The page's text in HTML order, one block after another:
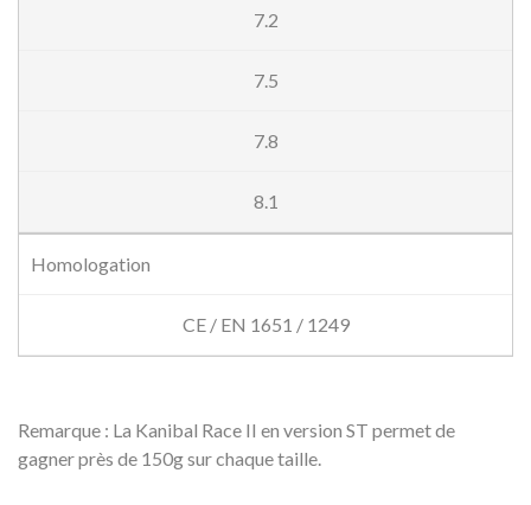
7.2
7.5
7.8
8.1
Homologation
CE / EN 1651 / 1249
Remarque : La Kanibal Race II en version ST permet de
gagner près de 150g sur chaque taille.